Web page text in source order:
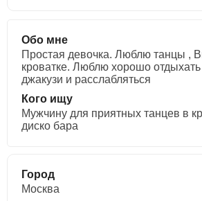
Обо мне
Простая девочка. Люблю танцы ,
кроватке. Люблю хорошо отдыхать
джакузи и расслабляться
Кого ищу
Мужчину для приятных танцев в
диско бара
Город
Москва